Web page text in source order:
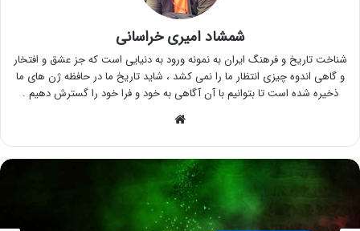
شمشاد امیری خراسانی
شناخت تاریخ و فرهنگ ایران به نمونه ورود به دنیایی است که جز عشق و افتخار
و گاهی اندوه چیزی انتظار ما را نمی کشد ، شاید تاریخ ما در حافظه ژن های ما
ذخیره شده است تا بتوانیم با آن آگاهی به خود و فرا خود را گسترش دهیم .